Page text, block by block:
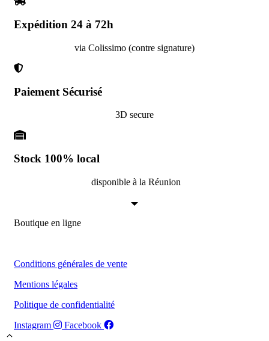
Expédition 24 à 72h
via Colissimo (contre signature)
Paiement Sécurisé
3D secure
Stock 100% local
disponible à la Réunion
Boutique en ligne
Conditions générales de vente
Mentions légales
Politique de confidentialité
Instagram
Facebook